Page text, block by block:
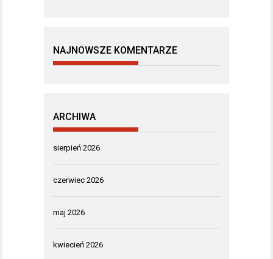
NAJNOWSZE KOMENTARZE
ARCHIWA
sierpień 2026
czerwiec 2026
maj 2026
kwiecień 2026